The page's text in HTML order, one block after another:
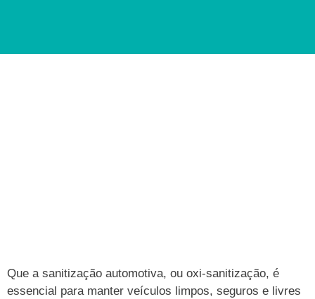
Que a sanitização automotiva, ou oxi-sanitização, é
essencial para manter veículos limpos, seguros e livres